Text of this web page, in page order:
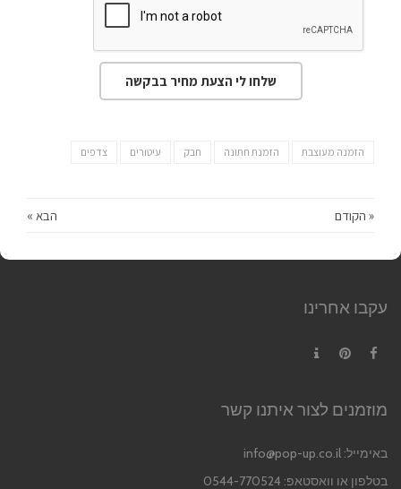
שלחו לי הצעת מחיר בבקשה
הזמנה מעוצבת הזמנת חתונה חבק עיטורים צדפים
« הקודם הבא »
עקבו אחרינו
מוזמנים לצור איתנו קשר
באימייל: info@pop-up.co.il
בטלפון או וואסטאפ: 0544-770524